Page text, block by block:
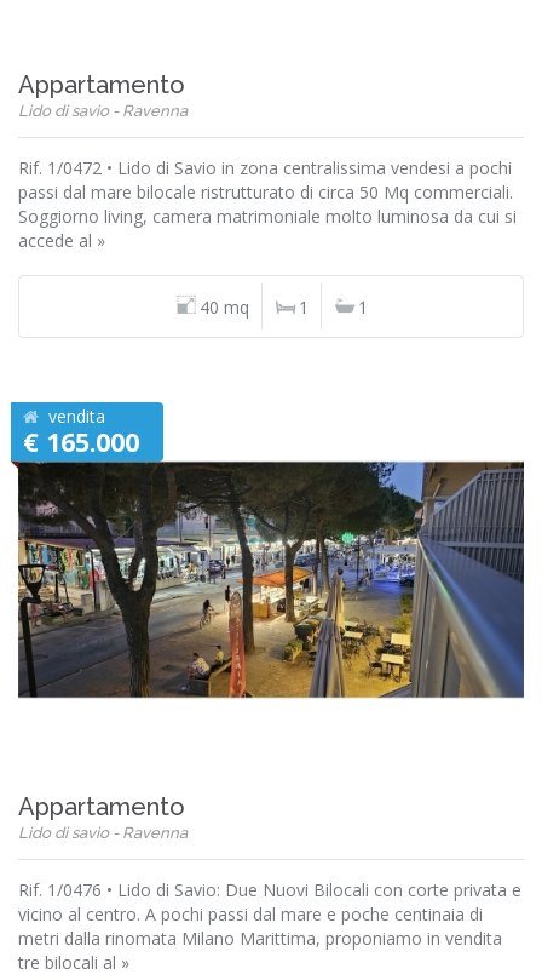
Appartamento
Lido di savio - Ravenna
Rif. 1/0472 • Lido di Savio in zona centralissima vendesi a pochi
passi dal mare bilocale ristrutturato di circa 50 Mq commerciali.
Soggiorno living, camera matrimoniale molto luminosa da cui si
accede al »
40 mq 1 1
vendita
€ 165.000
Appartamento
Lido di savio - Ravenna
Rif. 1/0476 • Lido di Savio: Due Nuovi Bilocali con corte privata e
vicino al centro. A pochi passi dal mare e poche centinaia di
metri dalla rinomata Milano Marittima, proponiamo in vendita
tre bilocali al »